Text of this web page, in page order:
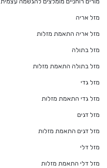
מזל אריה
מזל אריה התאמת מזלות
מזל בתולה
מזל בתולה התאמת מזלות
מזל גדי
מזל גדי התאמת מזלות
מזל דגים
מזל דגים התאמת מזלות
מזל דלי
מזל דלי התאמת מזלות